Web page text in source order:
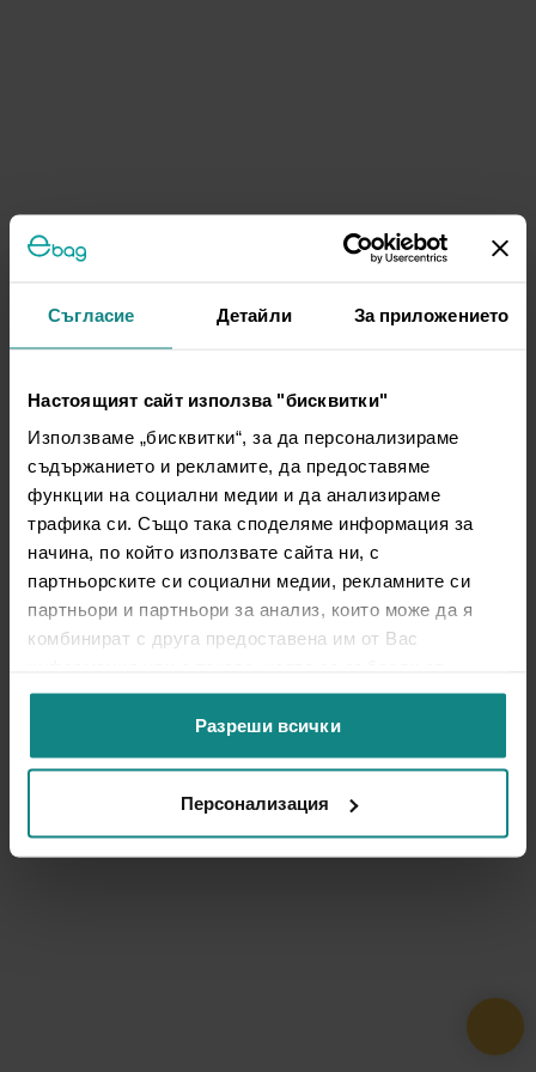
Съгласие Детайли За приложението
Настоящият сайт използва "бисквитки"
Използваме „бисквитки“, за да персонализираме
съдържанието и рекламите, да предоставяме
функции на социални медии и да анализираме
трафика си. Също така споделяме информация за
начина, по който използвате сайта ни, с
партньорските си социални медии, рекламните си
партньори и партньори за анализ, които може да я
комбинират с друга предоставена им от Вас
ползването от Ваша страна на услугите им.
Разреши всички
Персонализация